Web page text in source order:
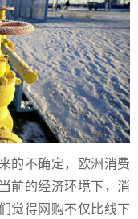
的不确定，欧洲消费
前的经济环境下，消
觉得网购不仅比线下